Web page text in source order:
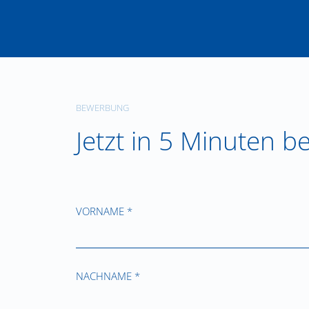
BEWERBUNG
Jetzt in 5 Minuten
VORNAME *
NACHNAME *